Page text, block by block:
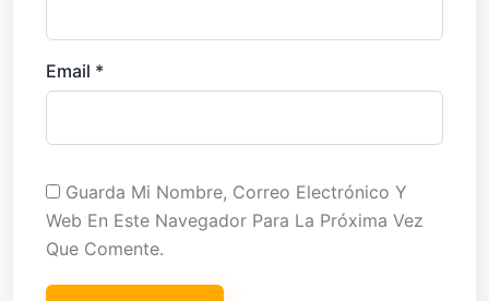
Email *
Guarda Mi Nombre, Correo Electrónico Y
Web En Este Navegador Para La Próxima Vez
Que Comente.